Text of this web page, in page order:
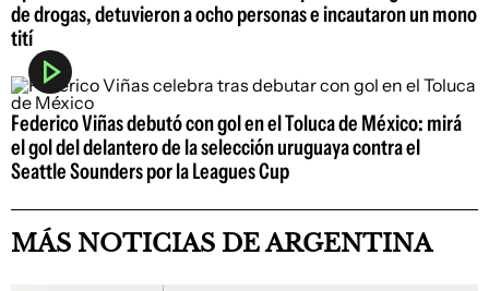
de drogas, detuvieron a ocho personas e incautaron un mono
tití
Federico Viñas debutó con gol en el Toluca de México: mirá
el gol del delantero de la selección uruguaya contra el
Seattle Sounders por la Leagues Cup
MÁS NOTICIAS DE ARGENTINA